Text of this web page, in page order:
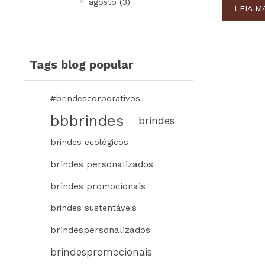
Tags blog popular
#brindescorporativos
bbbrindes brindes
brindes ecológicos
brindes personalizados
brindes promocionais
brindes sustentáveis
brindespersonalizados
brindespromocionais
LEIA